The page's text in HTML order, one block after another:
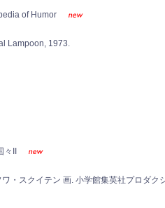
of Humor
Lampoon, 1973.
II
・スクイテン 画. 小学館集英社プロダク